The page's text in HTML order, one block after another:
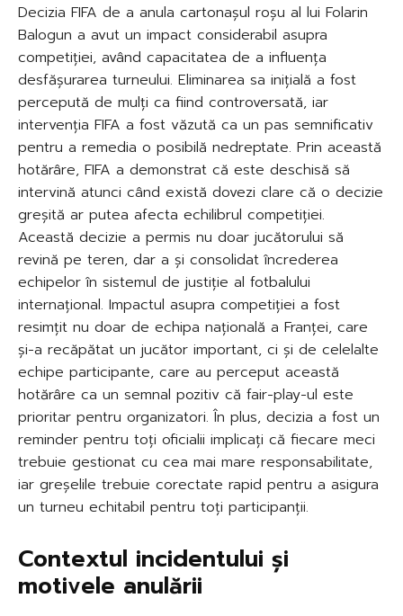
Decizia FIFA de a anula cartonașul roșu al lui Folarin
Balogun a avut un impact considerabil asupra
competiției, având capacitatea de a influența
desfășurarea turneului. Eliminarea sa inițială a fost
percepută de mulți ca fiind controversată, iar
intervenția FIFA a fost văzută ca un pas semnificativ
pentru a remedia o posibilă nedreptate. Prin această
hotărâre, FIFA a demonstrat că este deschisă să
intervină atunci când există dovezi clare că o decizie
greșită ar putea afecta echilibrul competiției.
Această decizie a permis nu doar jucătorului să
revină pe teren, dar a și consolidat încrederea
echipelor în sistemul de justiție al fotbalului
internațional. Impactul asupra competiției a fost
resimțit nu doar de echipa națională a Franței, care
și-a recăpătat un jucător important, ci și de celelalte
echipe participante, care au perceput această
hotărâre ca un semnal pozitiv că fair-play-ul este
prioritar pentru organizatori. În plus, decizia a fost un
reminder pentru toți oficialii implicați că fiecare meci
trebuie gestionat cu cea mai mare responsabilitate,
iar greșelile trebuie corectate rapid pentru a asigura
un turneu echitabil pentru toți participanții.
Contextul incidentului și
motivele anulării